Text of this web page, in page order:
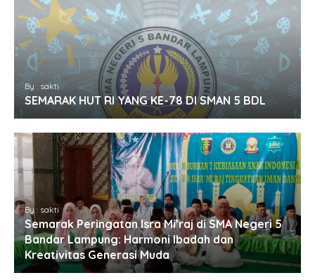
By : sakti
SEMARAK HUT RI YANG KE-78 DI SMAN 5 BDL
By : sakti
Semarak Peringatan Isra Mi’raj di SMA Negeri 5
Bandar Lampung: Harmoni Ibadah dan
Kreativitas Generasi Muda